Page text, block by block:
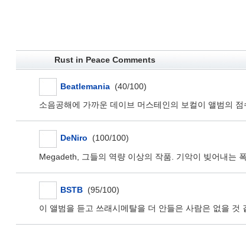
Rust in Peace Comments
Beatlemania(40/100)
소음공해에 가까운 데이브 머스테인의 보컬이 앨범의
DeNiro (100/100)
Megadeth, 그들의 역량 이상의 작품. 기악이 빚어내는
BSTB(95/100)
이 앨범을 듣고 쓰래시메탈을 더 안들은 사람은 없을